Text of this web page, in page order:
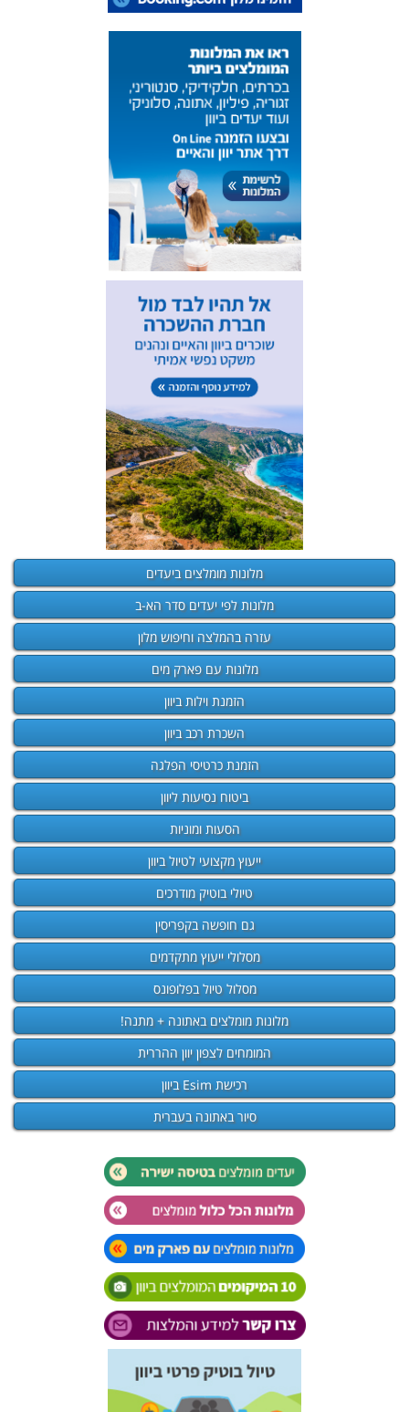
מלונות מומלצים ביעדים
מלונות לפי יעדים סדר הא-ב
עזרה בהמלצה וחיפוש מלון
מלונות עם פארק מים
הזמנת וילות ביוון
השכרת רכב ביוון
הזמנת כרטיסי הפלגה
ביטוח נסיעות ליוון
הסעות ומוניות
ייעוץ מקצועי לטיול ביוון
טיולי בוטיק מודרכים
גם חופשה בקפריסין
מסלולי ייעוץ מתקדמים
מסלול טיול בפלופונס
מלונות מומלצים באתונה + מתנה!
המומחים לצפון יוון ההררית
רכישת Esim ביוון
סיור באתונה בעברית